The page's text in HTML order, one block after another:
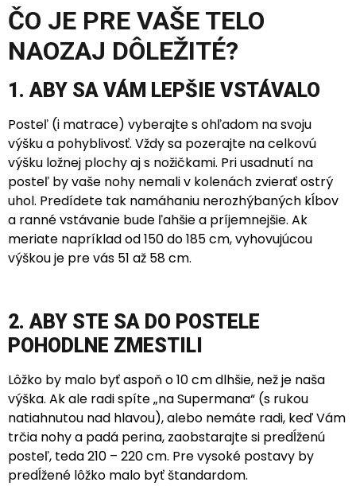
ČO JE PRE VAŠE TELO
NAOZAJ DÔLEŽITÉ?
1. ABY SA VÁM LEPŠIE VSTÁVALO
Posteľ (i matrace) vyberajte s ohľadom na svoju
výšku a pohyblivosť. Vždy sa pozerajte na celkovú
výšku ložnej plochy aj s nožičkami. Pri usadnutí na
posteľ by vaše nohy nemali v kolenách zvierať ostrý
uhol. Predídete tak namáhaniu nerozhýbaných kĺbov
a ranné vstávanie bude ľahšie a príjemnejšie. Ak
meriate napríklad od 150 do 185 cm, vyhovujúcou
výškou je pre vás 51 až 58 cm.
2. ABY STE SA DO POSTELE
POHODLNE ZMESTILI
Lôžko by malo byť aspoň o 10 cm dlhšie, než je naša
výška. Ak ale radi spíte „na Supermana“ (s rukou
natiahnutou nad hlavou), alebo nemáte radi, keď Vám
trčia nohy a padá perina, zaobstarajte si predĺženú
posteľ, teda 210 – 220 cm. Pre vysoké postavy by
predĺžené lôžko malo byť štandardom.